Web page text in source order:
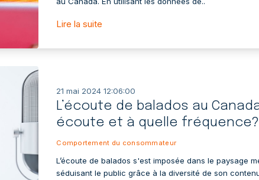
Lire la suite
21 mai 2024 12:06:00
L’écoute de balados au
écoute et à quelle fréquence?
Comportement du consommateur
L’écoute de balados s'est imposée dans le paysage
séduisant le public grâce à la diversité de son